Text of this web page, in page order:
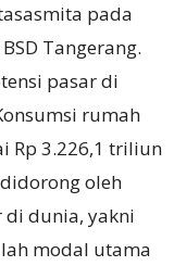
pada
Tangerang.
pasar di
rumah
Rp 3.226,1 triliun
oleh
dunia, yakni
modal utama